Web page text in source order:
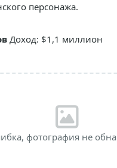
персонажа.
Доход: $1,1 миллион
фотография не